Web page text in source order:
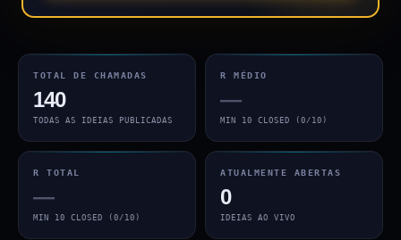
TOTAL DE CHAMADAS
140
TODAS AS IDEIAS PUBLICADAS
R MÉDIO
—
MIN 10 CLOSED (0/10)
R TOTAL
—
MIN 10 CLOSED (0/10)
ATUALMENTE ABERTAS
0
IDEIAS AO VIVO